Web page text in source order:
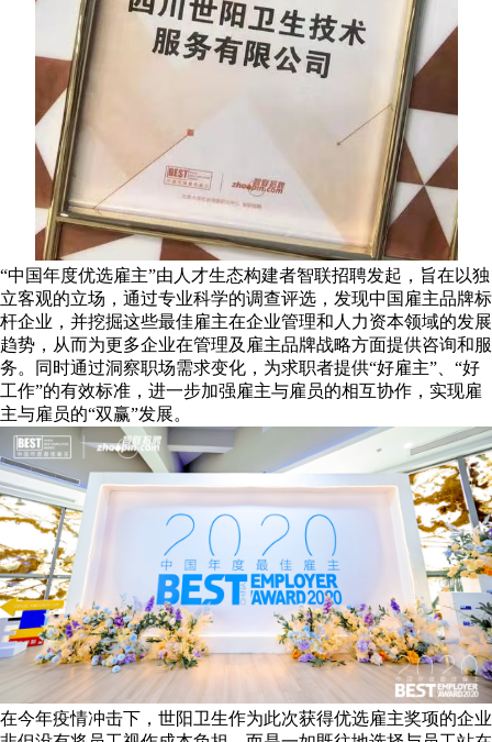
“中国年度优选雇主”由人才生态构建者智联招聘发起，旨在以独
立客观的立场，通过专业科学的调查评选，发现中国雇主品牌标
杆企业，并挖掘这些最佳雇主在企业管理和人力资本领域的发展
趋势，从而为更多企业在管理及雇主品牌战略方面提供咨询和服
务。同时通过洞察职场需求变化，为求职者提供“好雇主”、“好
工作”的有效标准，进一步加强雇主与雇员的相互协作，实现雇
主与雇员的“双赢”发展。
在今年疫情冲击下，世阳卫生作为此次获得优选雇主奖项的企业